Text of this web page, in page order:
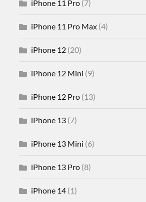
iPhone 11 Pro (7)
iPhone 11 Pro Max (4)
iPhone 12 (20)
iPhone 12 Mini (9)
iPhone 12 Pro (13)
iPhone 13 (7)
iPhone 13 Mini (6)
iPhone 13 Pro (8)
iPhone 14 (1)